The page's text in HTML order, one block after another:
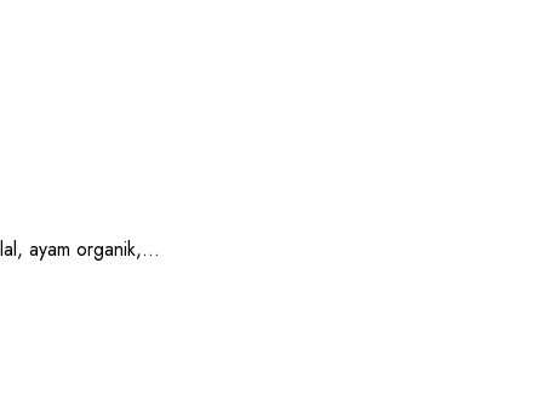
ayam organik,...